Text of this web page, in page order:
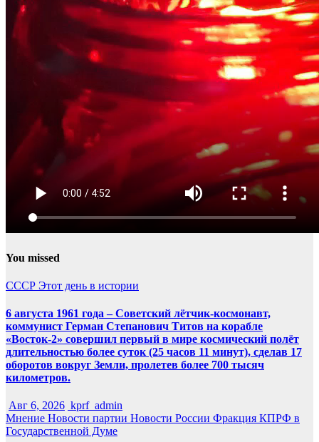
You missed
СССР Этот день в истории
6 августа 1961 года – Советский лётчик-космонавт,
коммунист Герман Степанович Титов на корабле
«Восток-2» совершил первый в мире космический полёт
длительностью более суток (25 часов 11 минут), сделав 17
оборотов вокруг Земли, пролетев более 700 тысяч
километров.
Авг 6, 2026 kprf_admin
Мнение Новости партии Новости России Фракция КПРФ в
Государственной Думе